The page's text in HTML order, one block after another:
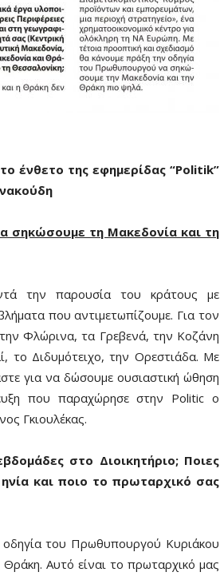
ένθετο της εφημερίδας “Politik”
σηκώσουμε τη Μακεδονία και τη
την παρουσία του κράτους με
που αντιμετωπίζουμε. Για τον
την Φλώρινα, τα Γρεβενά, την Κοζάνη
το Διδυμότειχο, την Ορεστιάδα. Με
για να δώσουμε ουσιαστική ώθηση
που παραχώρησε στην Politic ο
Γκιουλέκας.
στο Διοικητήριο; Ποιες
και ποιο το πρωταρχικό σας
οδηγία του Πρωθυπουργού Κυριάκου
Αυτό είναι το πρωταρχικό μας